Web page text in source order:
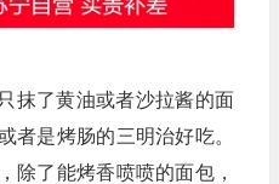
抹了黄油或者沙拉酱的面
者是烤肠的三明治好吃。
除了能烤香喷喷的面包，